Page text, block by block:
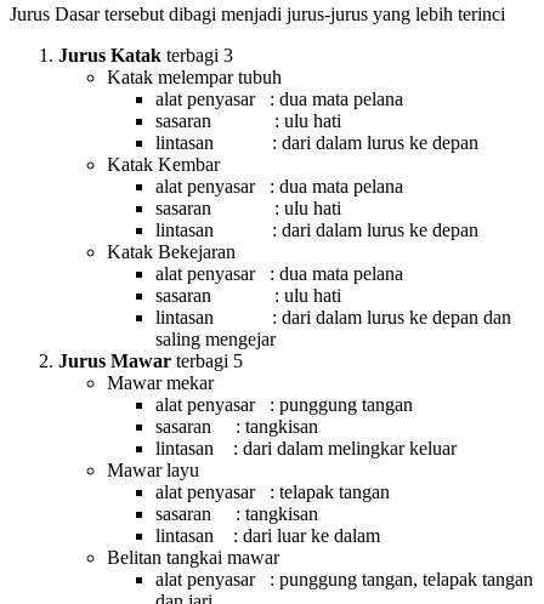
Jurus Dasar tersebut dibagi menjadi jurus-jurus yang lebih terinci
Jurus Katak terbagi 3
Katak melempar tubuh
alat penyasar : dua mata pelana
sasaran : ulu hati
lintasan : dari dalam lurus ke depan
Katak Kembar
alat penyasar : dua mata pelana
sasaran : ulu hati
lintasan : dari dalam lurus ke depan
Katak Bekejaran
alat penyasar : dua mata pelana
sasaran : ulu hati
lintasan : dari dalam lurus ke depan dan
saling mengejar
Jurus Mawar terbagi 5
Mawar mekar
alat penyasar : punggung tangan
sasaran : tangkisan
lintasan : dari dalam melingkar keluar
Mawar layu
alat penyasar : telapak tangan
sasaran : tangkisan
lintasan : dari luar ke dalam
Belitan tangkai mawar
alat penyasar : punggung tangan, telapak tangan